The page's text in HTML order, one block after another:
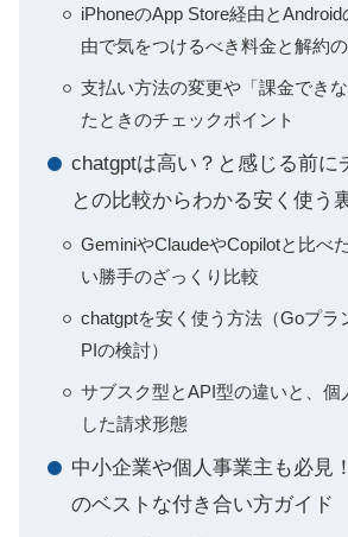
iPhoneのApp Store経由と
由で気をつけるべき料金と解約
支払い方法の変更や「課金でき
たときのチェックポイント
chatgptは高い？と感じる前に
との比較からわかる安く使う
GeminiやClaudeやCopilotと比べ
い勝手のざっくり比較
chatgptを安く使う方法（Goプラ
PIの検討）
サブスク型とAPI型の違いと、個
した請求形態
中小企業や個人事業主も必見
のベストな付き合い方ガイド